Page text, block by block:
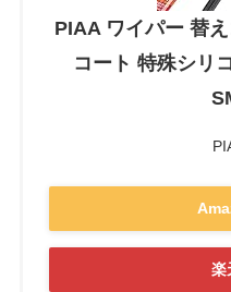
PIAA ワイパー 替
コート 特殊シリ
楽